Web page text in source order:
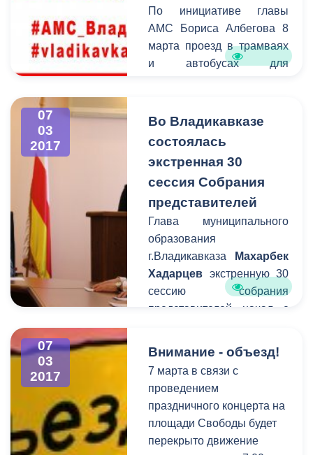
По инициативе главы
АМС Бориса Албегова 8
марта проезд в трамваях
и автобусах для
мера станет небольшим,
представительниц
прекрасного пола города к
Международному
женскому дню. Частным
перевозчикам
рекомендовано
присоединиться к
городской акции
07
03
2017
Во Владикавказе
состоялась
экстренная 30
сессия Собрания
представителей
Глава муниципального
образования
г.Владикавказа
Махарбек
Хадарцев экстренную 30
сессию собрания
представителей начал с
Несмотря на
предпраздничное время,
срочное заседание сессии
было подготовлено за
один день.
07
03
2017
Внимание - объезд!
7 марта в связи с
проведением
праздничного концерта на
площади Свободы будет
перекрыто движение